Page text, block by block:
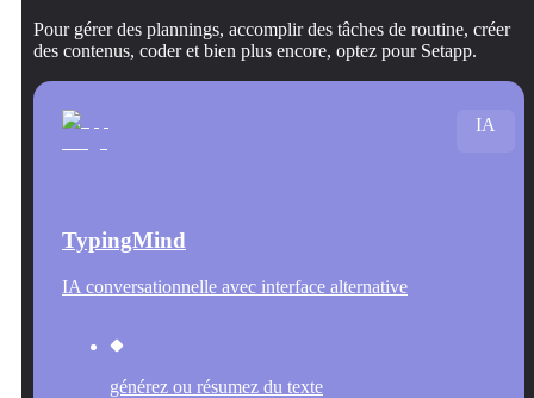
Pour gérer des plannings, accomplir des tâches de routine, créer
des contenus, coder et bien plus encore, optez pour Setapp.
TypingMind
IA conversationnelle avec interface alternative
générez ou résumez du texte
IA